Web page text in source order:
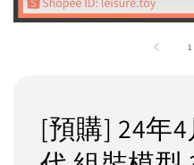
1
[預購] 24年4